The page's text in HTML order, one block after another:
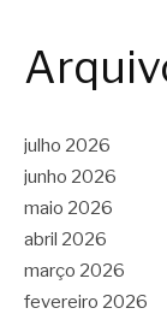
julho 2026
junho 2026
maio 2026
abril 2026
março 2026
fevereiro 2026